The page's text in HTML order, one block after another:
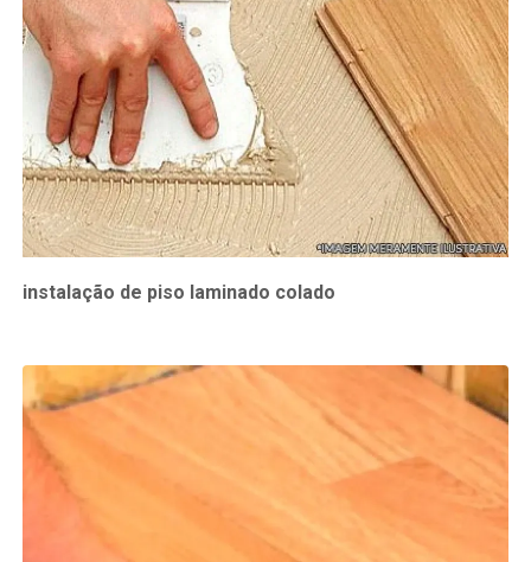
instalação de piso laminado colado